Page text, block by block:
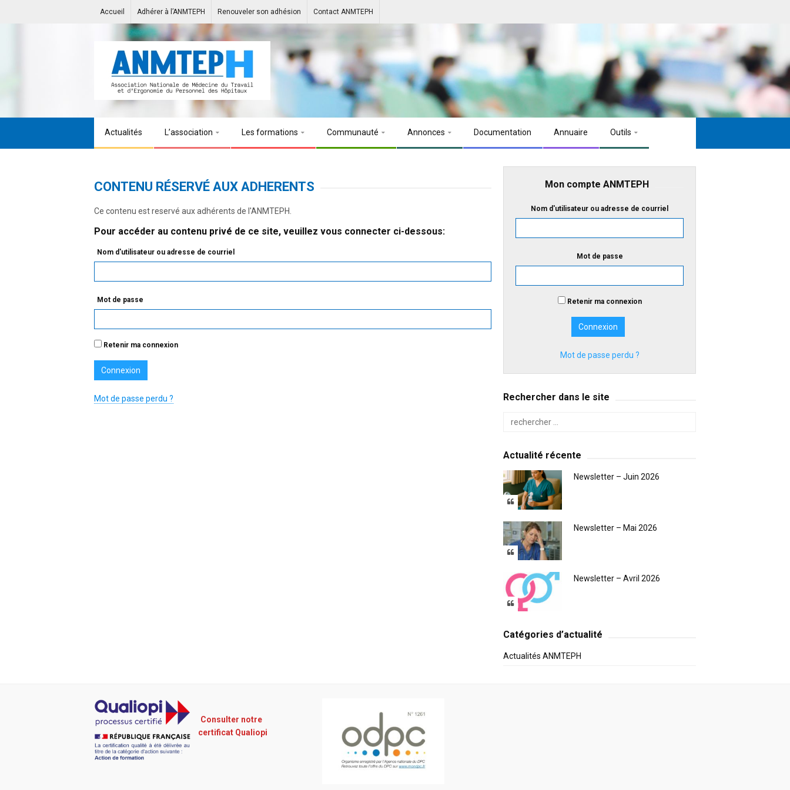
Accueil Adhérer à l’ANMTEPH Renouveler son adhésion Contact ANMTEPH
Actualités L’association Les formations Communauté Annonces Documentation Annuaire Outils
CONTENU RÉSERVÉ AUX ADHERENTS
Ce contenu est reservé aux adhérents de l'ANMTEPH.
Pour accéder au contenu privé de ce site, veuillez vous connecter ci-dessous:
Nom d'utilisateur ou adresse de courriel
Mot de passe
Retenir ma connexion
Mot de passe perdu ?
Mon compte ANMTEPH
Nom d'utilisateur ou adresse de courriel
Mot de passe
Retenir ma connexion
Mot de passe perdu ?
Rechercher dans le site
Actualité récente
Newsletter – Juin 2026
Newsletter – Mai 2026
Newsletter – Avril 2026
Catégories d’actualité
Actualités ANMTEPH
Consulter notre
certificat Qualiopi